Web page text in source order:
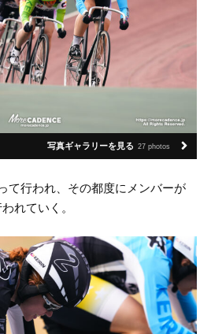
写真ギャラリーを見る 27 photos
て行われ、その都度にメンバーが
れていく。